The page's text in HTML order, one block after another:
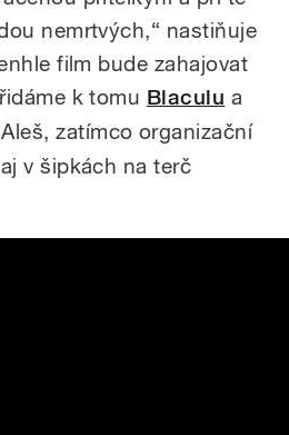
nemrtvých,“ nastiňuje
film bude zahajovat
k tomu Blaculu a
zatímco organizační
v šipkách na terč